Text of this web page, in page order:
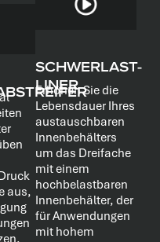
aus,
SCHWERLAST-
LINER
Erhöhen Sie die
Lebensdauer Ihres
austauschbaren
Innenbehälters
um das Dreifache
mit einem
hochbelastbaren
Innenbehälter, der
für Anwendungen
mit hohem